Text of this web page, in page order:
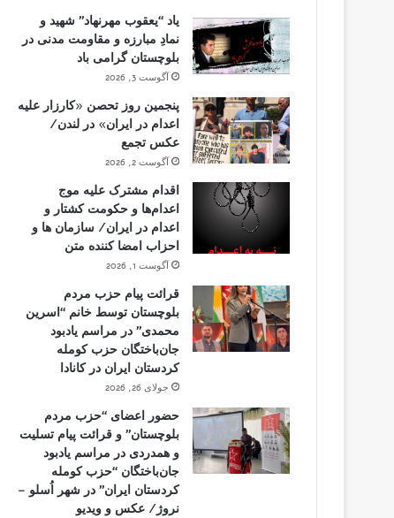
یاد “یعقوب مهرنهاد” شهید و
نمادِ مبارزه و مقاومت مدنی در
بلوچستان گرامی باد
آگوست 3, 2026
پنجمین روز تحصن «کارزار علیه
اعدام در ایران» در لندن/
عکس تجمع
آگوست 2, 2026
اقدام مشترک علیه موج
اعدام‌ها و حکومت کشتار و
اعدام در ایران/ سازمان ها و
احزاب امضا کننده متن
آگوست 1, 2026
قرائت پیام حزب مردم
بلوچستان توسط خانم “اسرین
محمدی” در مراسم یادبود
جان‌باختگان حزب کومله
کردستان ایران در کانادا
جولای 26, 2026
حضور اعضای “حزب مردم
بلوچستان” و قرائت پیام تسلیت
و همدردی در مراسم یادبود
جان‌باختگان “حزب کومله
کردستان ایران” در شهر اُسلو –
نروژ/ عکس و ویدیو